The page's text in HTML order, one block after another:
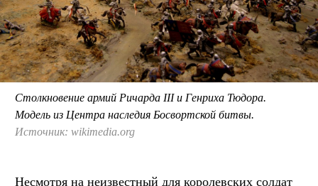
Столкновение армий Ричарда III и Генриха Тюдора.
Модель из Центра наследия Босвортской битвы.
Источник: wikimedia.org
Несмотря на неизвестный для королевских солдат